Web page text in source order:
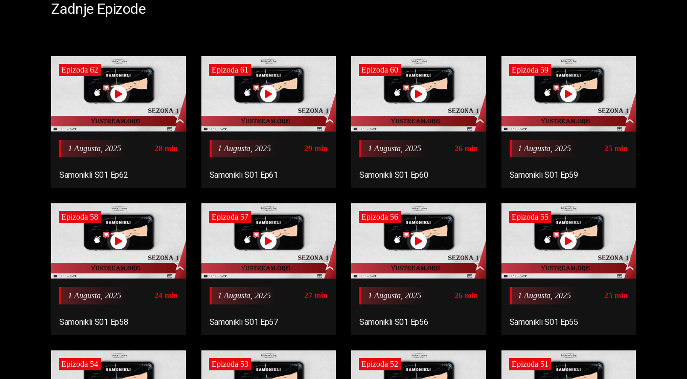
Zadnje Epizode
Epizoda 62
1 Augusta, 2025 28 min
Samonikli S01 Ep62
Epizoda 61
1 Augusta, 2025 29 min
Samonikli S01 Ep61
Epizoda 60
1 Augusta, 2025 26 min
Samonikli S01 Ep60
Epizoda 59
1 Augusta, 2025 25 min
Samonikli S01 Ep59
Epizoda 58
1 Augusta, 2025 24 min
Samonikli S01 Ep58
Epizoda 57
1 Augusta, 2025 27 min
Samonikli S01 Ep57
Epizoda 56
1 Augusta, 2025 26 min
Samonikli S01 Ep56
Epizoda 55
1 Augusta, 2025 25 min
Samonikli S01 Ep55
Epizoda 54 Epizoda 53 Epizoda 52 Epizoda 51